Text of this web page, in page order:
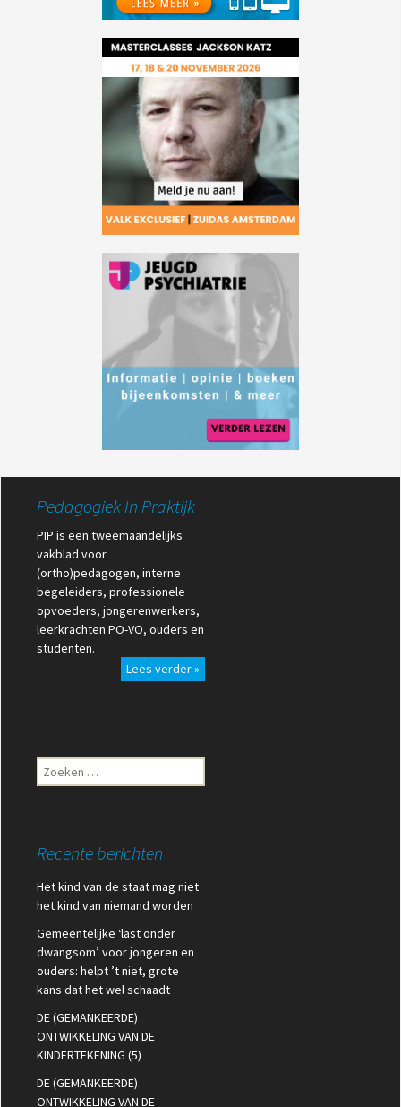
Pedagogiek In Praktijk
PIP is een tweemaandelijks
vakblad voor
(ortho)pedagogen, interne
begeleiders, professionele
opvoeders, jongerenwerkers,
leerkrachten PO-VO, ouders en
studenten.
Lees verder »
Zoeken
naar:
Recente berichten
Het kind van de staat mag niet
het kind van niemand worden
Gemeentelijke ‘last onder
dwangsom’ voor jongeren en
ouders: helpt ’t niet, grote
kans dat het wel schaadt
DE (GEMANKEERDE)
ONTWIKKELING VAN DE
KINDERTEKENING (5)
DE (GEMANKEERDE)
ONTWIKKELING VAN DE